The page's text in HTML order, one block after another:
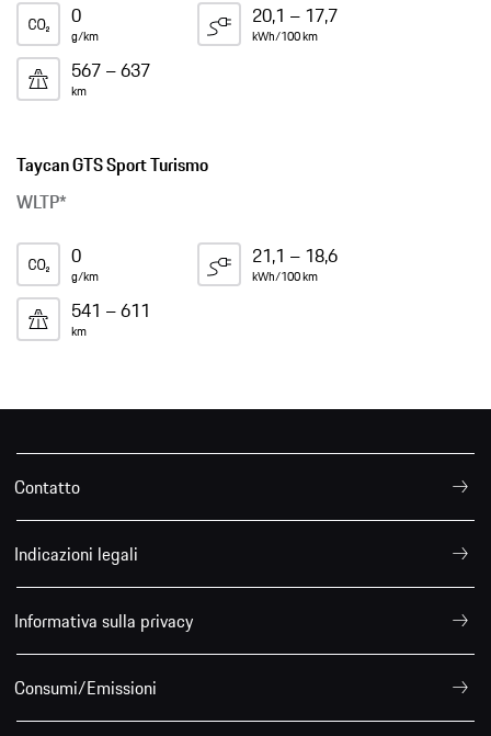
0
g/km
20,1 – 17,7
kWh/100 km
567 – 637
km
Taycan GTS Sport Turismo
WLTP*
0
g/km
21,1 – 18,6
kWh/100 km
541 – 611
km
Contatto
Indicazioni legali
Informativa sulla privacy
Consumi/Emissioni